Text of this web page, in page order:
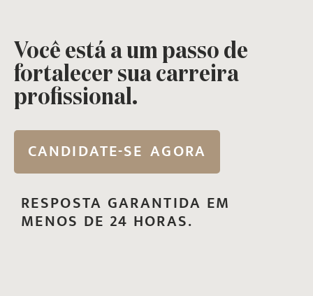
Você está a um passo de
fortalecer sua carreira
profissional.
CANDIDATE-SE AGORA
RESPOSTA GARANTIDA EM
MENOS DE 24 HORAS.